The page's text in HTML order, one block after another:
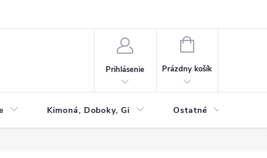
Prihlásenie
NÁKUPNÝ
Prázdny košík
Kimoná, Doboky, Gi Ostatné